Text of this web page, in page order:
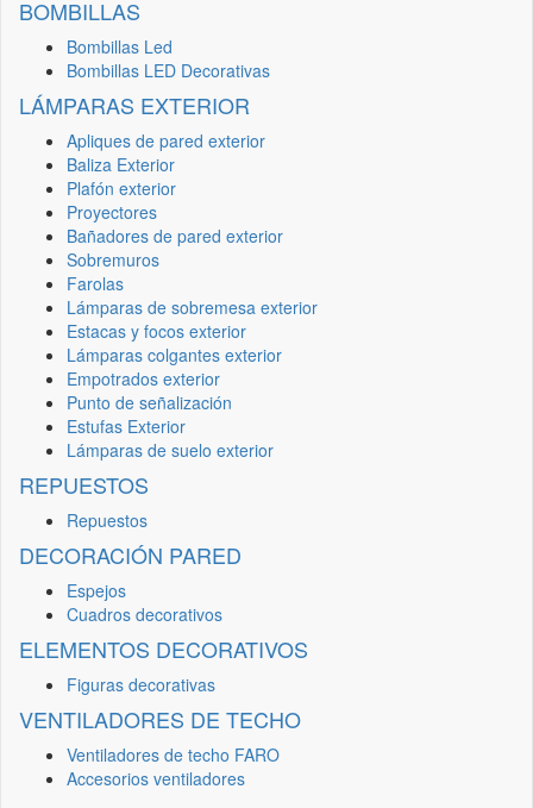
BOMBILLAS
Bombillas Led
Bombillas LED Decorativas
LÁMPARAS EXTERIOR
Apliques de pared exterior
Baliza Exterior
Plafón exterior
Proyectores
Bañadores de pared exterior
Sobremuros
Farolas
Lámparas de sobremesa exterior
Estacas y focos exterior
Lámparas colgantes exterior
Empotrados exterior
Punto de señalización
Estufas Exterior
Lámparas de suelo exterior
REPUESTOS
Repuestos
DECORACIÓN PARED
Espejos
Cuadros decorativos
ELEMENTOS DECORATIVOS
Figuras decorativas
VENTILADORES DE TECHO
Ventiladores de techo FARO
Accesorios ventiladores